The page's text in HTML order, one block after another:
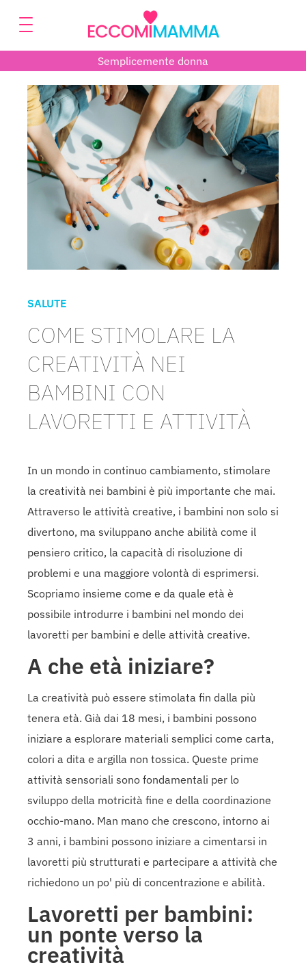
Semplicemente donna
SALUTE
COME STIMOLARE LA
CREATIVITÀ NEI
BAMBINI CON
LAVORETTI E ATTIVITÀ
In un mondo in continuo cambiamento, stimolare
la creatività nei bambini è più importante che mai.
Attraverso le attività creative, i bambini non solo si
divertono, ma sviluppano anche abilità come il
pensiero critico, la capacità di risoluzione di
problemi e una maggiore volontà di esprimersi.
Scopriamo insieme come e da quale età è
possibile introdurre i bambini nel mondo dei
lavoretti per bambini e delle attività creative.
A che età iniziare?
La creatività può essere stimolata fin dalla più
tenera età. Già dai 18 mesi, i bambini possono
iniziare a esplorare materiali semplici come carta,
colori a dita e argilla non tossica. Queste prime
attività sensoriali sono fondamentali per lo
sviluppo della motricità fine e della coordinazione
occhio-mano. Man mano che crescono, intorno ai
3 anni, i bambini possono iniziare a cimentarsi in
lavoretti più strutturati e partecipare a attività che
richiedono un po' più di concentrazione e abilità.
Lavoretti per bambini:
un ponte verso la
creatività